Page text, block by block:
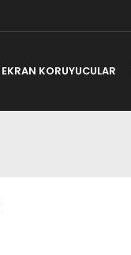
EKRAN KORUYUCULAR